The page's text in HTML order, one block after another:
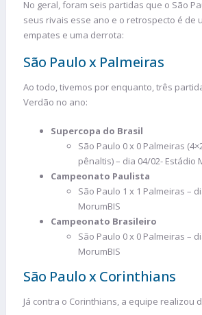
No geral, foram seis partidas que o São
seus rivais esse ano e o retrospecto é de
empates e uma derrota:
São Paulo x Palmeiras
Ao todo, tivemos por enquanto, três
Verdão no ano:
Supercopa do Brasil
São Paulo 0 x 0 Palmeiras
pênaltis) – dia 04/02- Estádio
Campeonato Paulista
São Paulo 1 x 1 Palmeiras –
MorumBIS
Campeonato Brasileiro
São Paulo 0 x 0 Palmeiras –
MorumBIS
São Paulo x Corinthians
Já contra o Corinthians, a equipe realizou